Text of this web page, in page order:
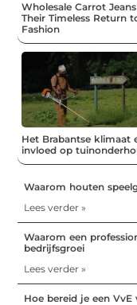
Wholesale Carrot
Their Timeless Return
Fashion
Het Brabantse klimaat
invloed op
Waarom houten
Lees verder »
Waarom een
bedrijfsgroei
Lees verder »
Hoe bereid je een